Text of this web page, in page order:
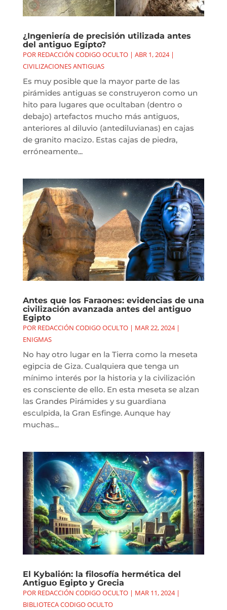
¿Ingeniería de precisión utilizada antes
del antiguo Egipto?
POR REDACCIÓN CODIGO OCULTO| ABR 1, 2024|
CIVILIZACIONES ANTIGUAS
Es muy posible que la mayor parte de las
pirámides antiguas se construyeron como un
hito para lugares que ocultaban (dentro o
debajo) artefactos mucho más antiguos,
anteriores al diluvio (antediluvianas) en cajas
de granito macizo. Estas cajas de piedra,
erróneamente...
Antes que los Faraones: evidencias de una
civilización avanzada antes del antiguo
Egipto
POR REDACCIÓN CODIGO OCULTO| MAR 22, 2024|
ENIGMAS
No hay otro lugar en la Tierra como la meseta
egipcia de Giza. Cualquiera que tenga un
mínimo interés por la historia y la civilización
es consciente de ello. En esta meseta se alzan
las Grandes Pirámides y su guardiana
esculpida, la Gran Esfinge. Aunque hay
muchas...
El Kybalión: la filosofía hermética del
Antiguo Egipto y Grecia
POR REDACCIÓN CODIGO OCULTO| MAR 11, 2024|
BIBLIOTECA CODIGO OCULTO